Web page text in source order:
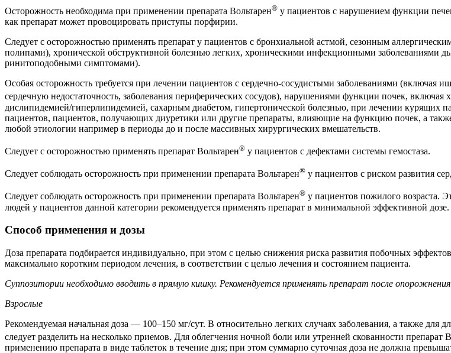
Осторожность необходима при применении препарата Вольтарен® у пациентов с нарушением функции
как препарат может провоцировать приступы порфирии.
Следует с осторожностью применять препарат у пациентов с бронхиальной астмой, сезонным
полипами), хронической обструктивной болезнью легких, хроническими инфекционными заболеваниями
ринитоподобными симптомами).
Особая осторожность требуется при лечении пациентов с сердечно-сосудистыми заболеваниями (включая
сердечную недостаточность, заболевания периферических сосудов), нарушениями функции почек,
дислипидемией/гиперлипидемией, сахарным диабетом, гипертонической болезнью, при лечении курящих
пациентов, пациентов, получающих диуретики или другие препараты, влияющие на функцию почек, а
любой этиологии например в периоды до и после массивных хирургических вмешательств.
Следует с осторожностью применять препарат Вольтарен® у пациентов с дефектами системы гемостаза.
Следует соблюдать осторожность при применении препарата Вольтарен® у пациентов с риском развития
Следует соблюдать осторожность при применении препарата Вольтарен® у пациентов пожилого возраста.
людей у пациентов данной категории рекомендуется применять препарат в минимальной эффективной дозе.
Способ применения и дозы
Доза препарата подбирается индивидуально, при этом с целью снижения риска развития побочных
максимально коротким периодом лечения, в соответствии с целью лечения и состоянием пациента.
Суппозитории необходимо вводить в прямую кишку. Рекомендуется применять препарат после
Взрослые
Рекомендуемая начальная доза — 100–150 мг/сут. В относительно легких случаях заболевания, а также
следует разделить на несколько приемов. Для облегчения ночной боли или утренней скованности препарат
применению препарата в виде таблеток в течение дня; при этом суммарно суточная доза не должна